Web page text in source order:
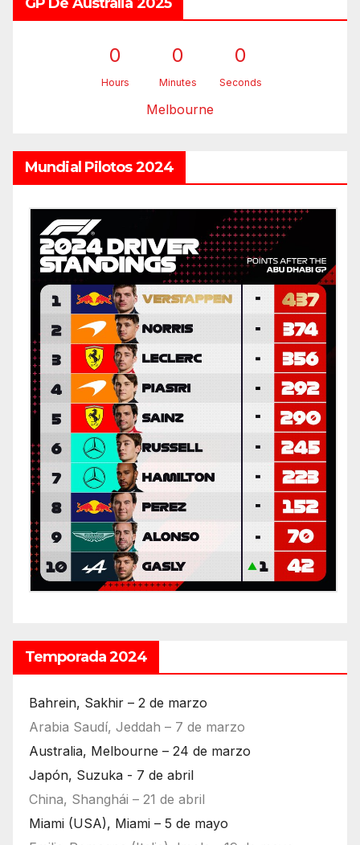
GP De Australia 2025
0
Hours
0
Minutes
0
Seconds
Melbourne
Mundial Pilotos 2024
Temporada 2024
Bahrein, Sakhir – 2 de marzo
Arabia Saudí, Jeddah – 7 de marzo
Australia, Melbourne – 24 de marzo
Japón, Suzuka - 7 de abril
China, Shanghái – 21 de abril
Miami (USA), Miami – 5 de mayo